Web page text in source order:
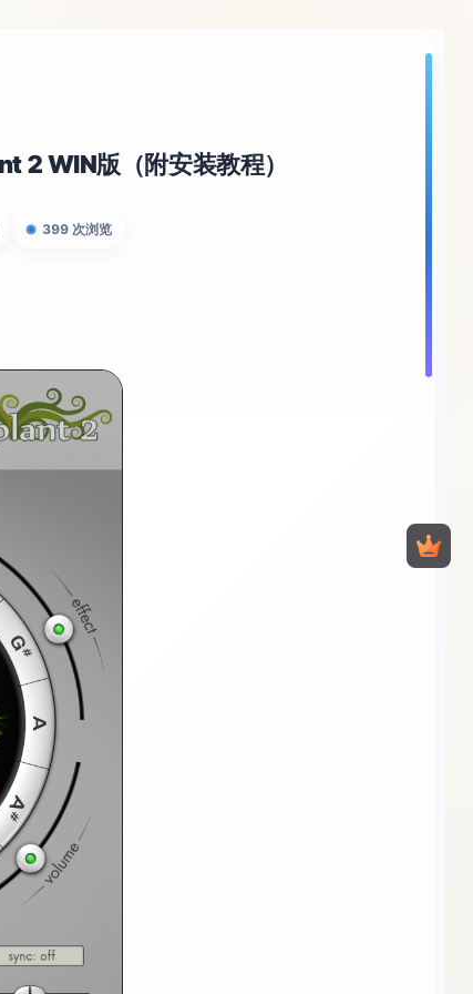
2 WIN版（附安装教程）
◉ 399 次浏览